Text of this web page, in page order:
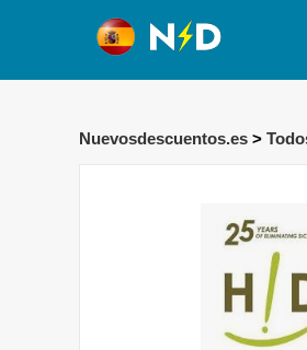
Nuevosdescuentos.es >